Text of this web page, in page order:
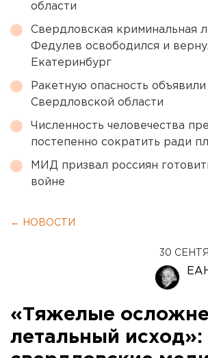
области
Свердловская криминальная
Федулев освободился и
Екатеринбург
Ракетную опасность объявили
Свердловской области
Численность человечества
постепенно сократить ради
МИД призвал россиян
войне
← НОВОСТИ
30
«Тяжелые
летальный исход»: